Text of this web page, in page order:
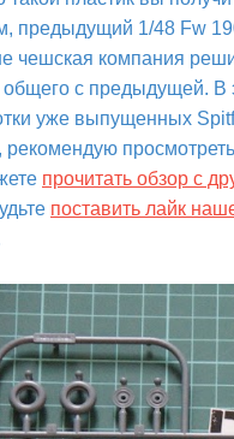
предыдущий 1/48 Fw
чешская компания
общего с предыдущей. В
уже выпущенных
рекомендую
прочитать обзор с
поставить лайк